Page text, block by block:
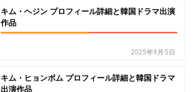
キム・ヘジン プロフィール詳細と韓国ドラマ出演
作品
2025年9月5日
キム・ヒョンボム プロフィール詳細と韓国ドラマ
出演作品